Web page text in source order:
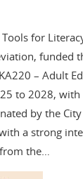
Tools for
funded
– Adult
to 2028, with
by the
a strong
the…